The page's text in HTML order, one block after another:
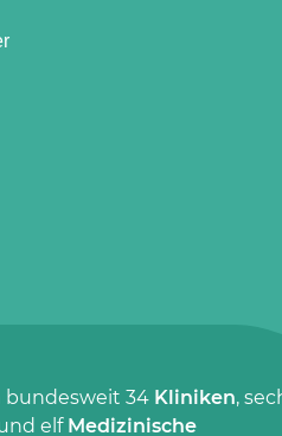
bundesweit 34 Kliniken,
elf Medizinische